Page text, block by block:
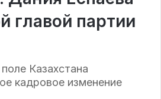
главой партии
Казахстана
кадровое изменение